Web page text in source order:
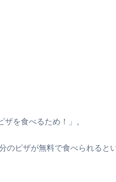
を食べるため！」。
のピザが無料で食べられると